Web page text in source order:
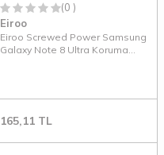
(0 )
Eiroo
Eiroo Screwed Power Samsung
Galaxy Note 8 Ultra Koruma
165,11 TL